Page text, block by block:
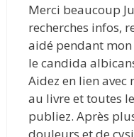
Merci beaucoup
recherches infos,
aidé pendant
le candida
Aidez en lien
au livre et toutes
publiez. Après
douleurs et de